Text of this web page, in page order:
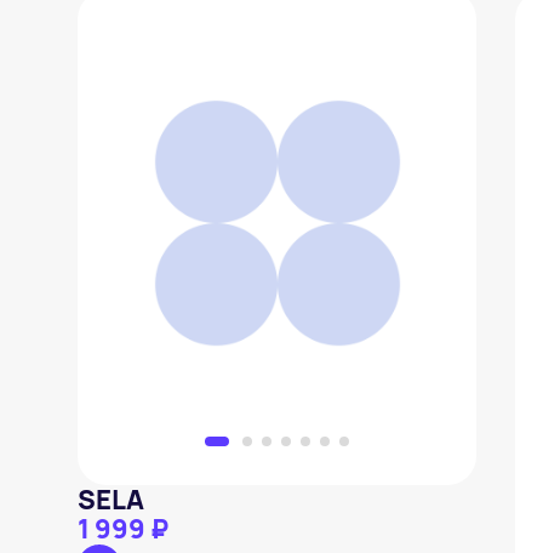
SELA
1 999 ₽
Добавить в вишлист
SELA
1 999 ₽